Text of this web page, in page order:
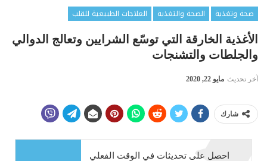
صحة وتغذية الصحة والتغذية
العلاجات الطبيعية للقلب
الأغذية الخارقة التي توسّع الشرايين وتعالج الدوالي
والجلطات والتشنجات
آخر تحديث مايو 22, 2020
شارك
احصل على تحديثات في الوقت الفعلي